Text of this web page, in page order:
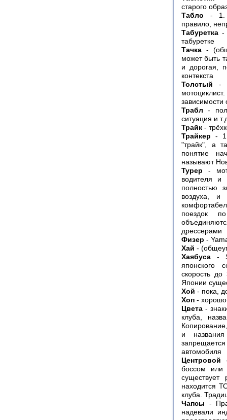
старого
Табло - 1.
правило,
Табуретка -
табуретке
Тачка -
может быть
и дорогая,
контекста
Толстый -
зависимости
Трабл -
ситуация и
Трайк -
Трайкер -
"трайк", а
понятие
называют
Турер -
водителя и
полностью
воздуха, и
поездок
дрессерами
Физер -
Хай -
Хаябуса -
японского
скорость
Японии
Хой - пока,
Хоп -
Цвета -
клуба,
и
автомобиля
Центровой
боссом или
существует
находится
клуба.
Чапсы -
надевали